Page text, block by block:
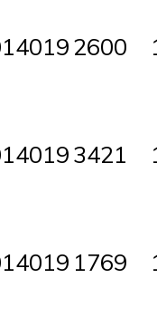
2600
3421
1769